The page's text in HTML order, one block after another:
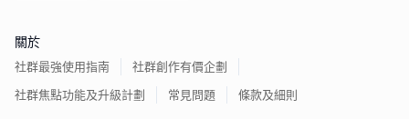
關於
社群最強使用指南
社群創作有價企劃
社群焦點功能及升級計劃
常見問題 條款及細則